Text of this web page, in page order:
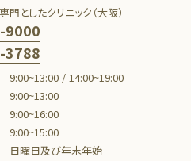
としたクリニック（大阪）
9000
3788
9:00~13:00 / 14:00~19:00
9:00~13:00
9:00~16:00
9:00~15:00
日曜日及び年末年始